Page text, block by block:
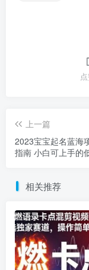
上一篇
2023宝宝起名蓝海
指南 小白可上手的
相关推荐